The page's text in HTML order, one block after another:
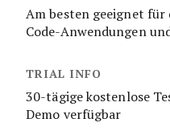
Am besten geeignet
Code-Anwendungen
30-tägige kostenlose
Demo verfügbar